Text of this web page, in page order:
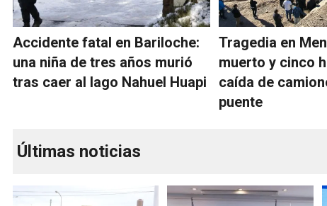
Accidente fatal en Bariloche:
una niña de tres años murió
tras caer al lago Nahuel Huapi
Tragedia en
muerto y cinco
caída de
puente
Últimas noticias